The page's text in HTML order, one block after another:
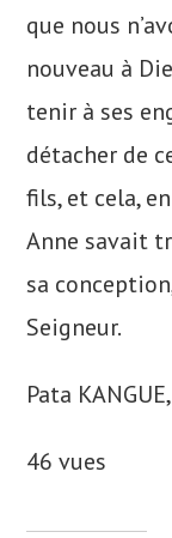
que nous
nouveau à
tenir à ses
détacher de
fils, et cela,
Anne savait
sa
Seigneur.
Pata
46 vues